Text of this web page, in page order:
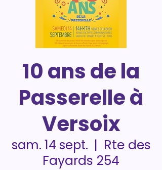
10 ans de la
Passerelle à
Versoix
sam. 14 sept.
  |
Rte des
Fayards 254